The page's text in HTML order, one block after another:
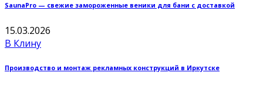
SaunaPro — свежие замороженные веники для бани с доставкой
15.03.2026
В Клину
Производство и монтаж рекламных конструкций в Иркутске